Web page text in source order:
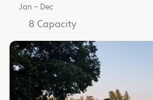
Jan – Dec
8 Capacity